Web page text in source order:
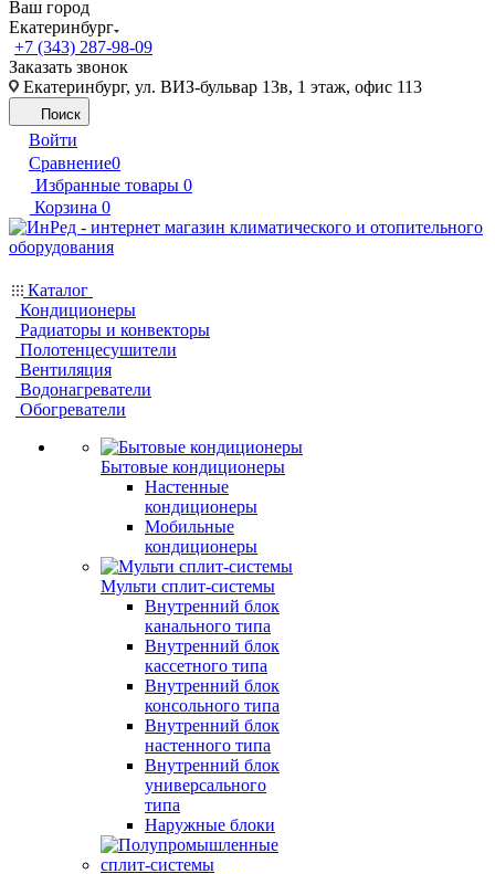
Ваш город
Екатеринбург
+7 (343) 287-98-09
Заказать звонок
Екатеринбург, ул. ВИЗ-бульвар 13в, 1 этаж, офис 113
Поиск
Войти
Сравнение0
Избранные товары 0
Корзина 0
Каталог
Кондиционеры
Радиаторы и конвекторы
Полотенцесушители
Вентиляция
Водонагреватели
Обогреватели
Бытовые кондиционеры
Настенные
кондиционеры
Мобильные
кондиционеры
Мульти сплит-системы
Внутренний блок
канального типа
Внутренний блок
кассетного типа
Внутренний блок
консольного типа
Внутренний блок
настенного типа
Внутренний блок
универсального
типа
Наружные блоки